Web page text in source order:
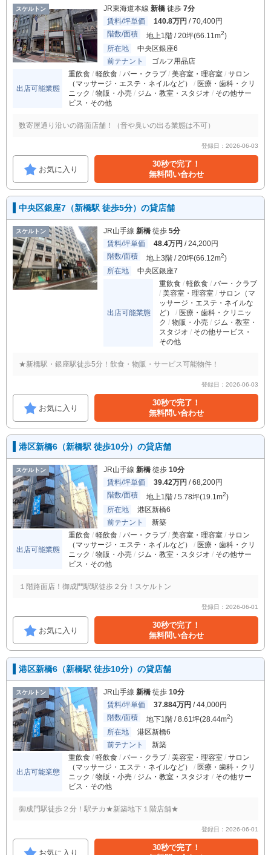
スケルトン JR東海道本線 新橋 徒歩 7分
賃料/坪単価
140.8万円 / 70,400円
階数/面積
地上1階 / 20坪(66.11m2)
所在地
中央区銀座6
前テナント
ゴルフ用品店
出店可能業態
重飲食 軽飲食 バー・クラブ 美容室・理容室
サロン
（マッサージ・エステ・ネイルなど）
医療・歯科・クリ
ニック
物販・小売 ジム・教室・スタジオ
その他サー
ビス・その他
数寄屋通り沿いの路面店舗！（音や臭いの出る業態は不可）
登録日：2026-06-03
お気に入り
30秒で完了！
無料問い合わせ
中央区銀座7（新橋駅 徒歩5分）の貸店舗
スケルトン JR山手線 新橋 徒歩 5分
賃料/坪単価
48.4万円 / 24,200円
階数/面積
地上3階 / 20坪(66.12m2)
所在地
中央区銀座7
出店可能業態
重飲食 軽飲食
バー・クラブ
美容室・理容室
サロン（マ
ッサージ・エステ・ネイルな
ど）
医療・歯科・クリニッ
ク
物販・小売
ジム・教室・
スタジオ
その他サービス・
その他
★新橋駅・銀座駅徒歩5分！飲食・物販・サービス可能物件！
登録日：2026-06-03
お気に入り
30秒で完了！
無料問い合わせ
港区新橋6（新橋駅 徒歩10分）の貸店舗
スケルトン JR山手線 新橋 徒歩 10分
賃料/坪単価
39.42万円 / 68,200円
階数/面積
地上1階 / 5.78坪(19.1m2)
所在地
港区新橋6
前テナント
新築
出店可能業態
重飲食 軽飲食 バー・クラブ 美容室・理容室
サロン
（マッサージ・エステ・ネイルなど）
医療・歯科・クリ
ニック
物販・小売 ジム・教室・スタジオ
その他サー
ビス・その他
１階路面店！御成門駅駅徒歩２分！スケルトン
登録日：2026-06-01
お気に入り
30秒で完了！
無料問い合わせ
港区新橋6（新橋駅 徒歩10分）の貸店舗
スケルトン JR山手線 新橋 徒歩 10分
賃料/坪単価
37.884万円 / 44,000円
階数/面積
地下1階 / 8.61坪(28.44m2)
所在地
港区新橋6
前テナント
新築
出店可能業態
重飲食 軽飲食 バー・クラブ 美容室・理容室
サロン
（マッサージ・エステ・ネイルなど）
医療・歯科・クリ
ニック
物販・小売 ジム・教室・スタジオ
その他サー
ビス・その他
御成門駅徒歩２分！駅チカ★新築地下１階店舗★
登録日：2026-06-01
お気に入り
30秒で完了！